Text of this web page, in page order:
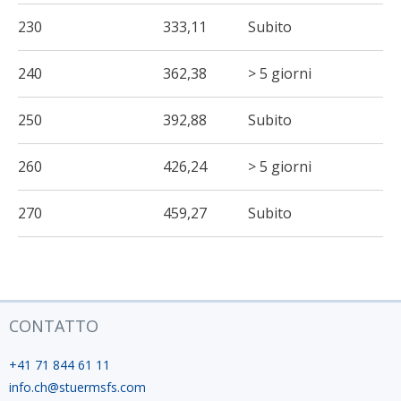
230 333,11 Subito
240 362,38 > 5 giorni
250 392,88 Subito
260 426,24 > 5 giorni
270 459,27 Subito
CONTATTO
+41 71 844 61 11
info.ch@stuermsfs.com